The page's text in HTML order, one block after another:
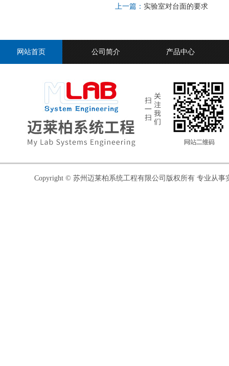
上一篇： 实验室对台面的要求
网站首页 公司简介 产品中心
Copyright © 苏州迈莱柏系统工程有限公司版权所有 专业从